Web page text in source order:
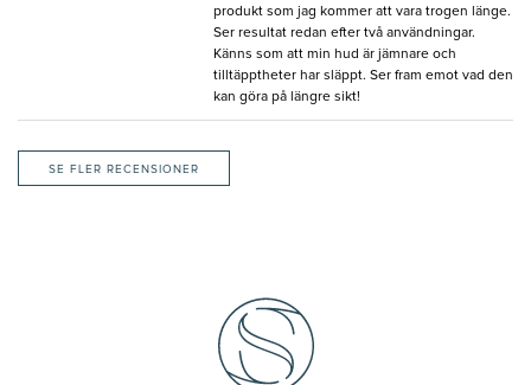
produkt som jag kommer att vara trogen länge.
Ser resultat redan efter två användningar.
Känns som att min hud är jämnare och
tilltäpptheter har släppt. Ser fram emot vad den
kan göra på längre sikt!
SE FLER RECENSIONER